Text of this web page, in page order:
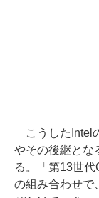
こうしたIntel
やその後継とな
る。「第13世
の組み合わせで